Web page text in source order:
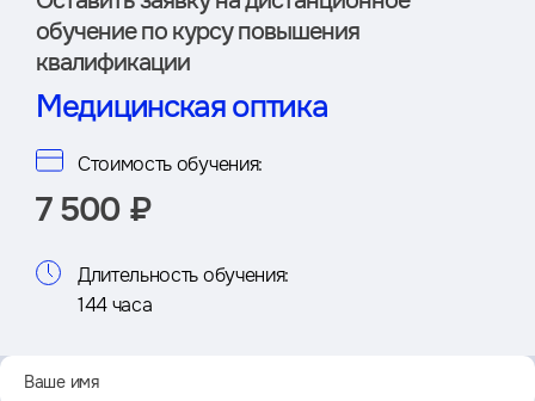
обучение по курсу повышения
квалификации
Медицинская оптика
Стоимость обучения:
7 500 ₽
Длительность обучения:
144 часа